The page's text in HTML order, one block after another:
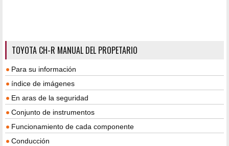
TOYOTA CH-R MANUAL DEL PROPETARIO
Para su información
índice de imágenes
En aras de la seguridad
Conjunto de instrumentos
Funcionamiento de cada componente
Conducción